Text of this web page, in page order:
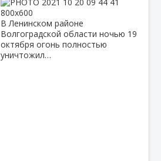
В Ленинском районе
Волгоградской области ночью 19
октября огонь полностью
уничтожил…